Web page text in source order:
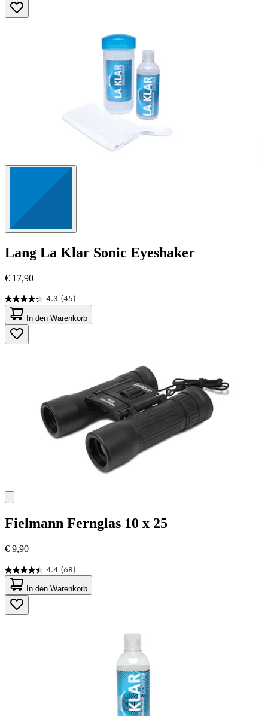
Sternen.
41
Lang La Klar Sonic Eyeshaker
€ 17,90
4.3 (45)
4.3
von
5
Sternen.
45
In den Warenkorb
Fielmann Fernglas 10 x 25
€ 9,90
4.4 (68)
4.4
von
5
Sternen.
68
In den Warenkorb